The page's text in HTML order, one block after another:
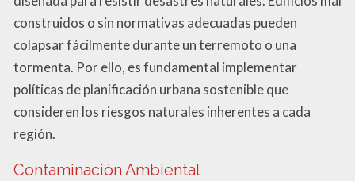
construidos o sin normativas adecuadas pueden
colapsar fácilmente durante un terremoto o una
tormenta. Por ello, es fundamental implementar
políticas de planificación urbana sostenible que
consideren los riesgos naturales inherentes a cada
región.
Contaminación Ambiental